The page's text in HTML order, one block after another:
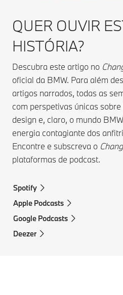
QUER OUVIR
HISTÓRIA?
Descubra este artigo no
oficial da BMW. Para além
artigos narrados, todas as
com perspetivas únicas
design e, claro, o mundo
energia contagiante dos
Encontre e subscreva o
plataformas de podcast.
Spotify
Apple Podcasts
Google Podcasts
Deezer